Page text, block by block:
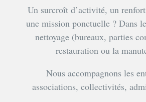
Un surcroît d’activité, un
une mission ponctuelle ? Dans
nettoyage (bureaux, parties
restauration ou la
Nous accompagnons les
associations, collectivités,